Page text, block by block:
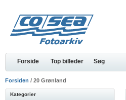
Forside Top billeder Søg
Forsiden / 20 Grønland
Kategorier